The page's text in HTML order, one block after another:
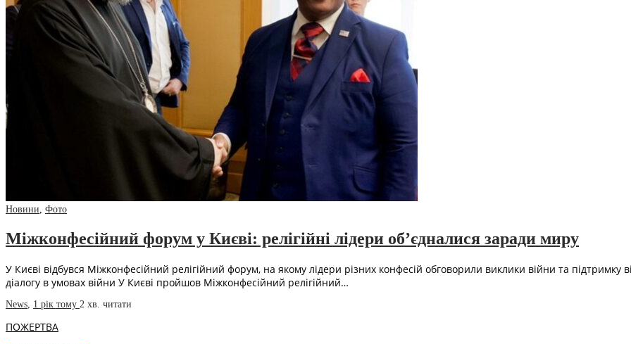
Новини, Фото
Міжконфесійний форум у Києві: релігійні лідери об’єдналися заради миру
У Києві відбувся Міжконфесійний релігійний форум, на якому лідери різних конфесій обговорили виклики війни та підтримку
діалогу в умовах війни У Києві пройшов Міжконфесійний релігійний…
News, 1 рік тому 2 хв. читати
ПОЖЕРТВА